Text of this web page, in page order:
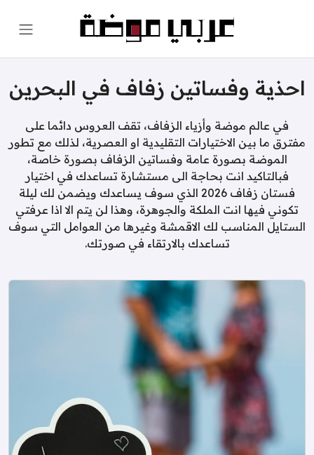
احذية وفساتين زفاف في البحرين
في عالم موضة وأزياء الزفاف، تقف العروس دائما على
مفترق ما بين الاختيارات التقليدية او العصرية، لذلك مع تطور
الموضة بصورة عامة وفساتين الزفاف بصورة خاصة،
فبالتاكيد انت بحاجة الى مستشارة تساعدك في اختيار
فستان زفاف 2026 الذي سوف يساعدك ويضمن لك ليلة
تكوني فيها انت الملكة والجوهرة، وهذا لن يتم الا اذا عرفتي
الستايل المناسب لك الاقمشة وغيرها من العوامل التي سوف
تساعدك بالارتقاء في صورتك.